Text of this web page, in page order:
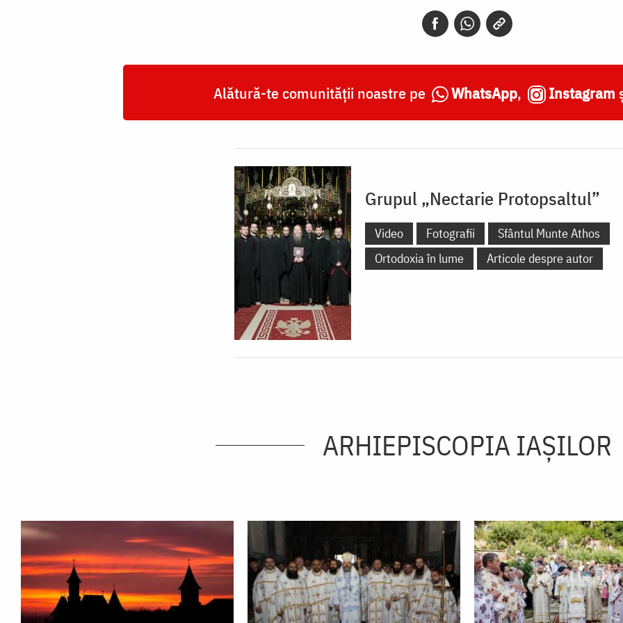
Alătură-te comunității noastre pe WhatsApp, Instagram
Grupul „Nectarie Protopsaltul”
Video Fotografii
Sfântul Munte Athos
Ortodoxia în lume
Articole despre autor
ARHIEPISCOPIA IAŞILOR